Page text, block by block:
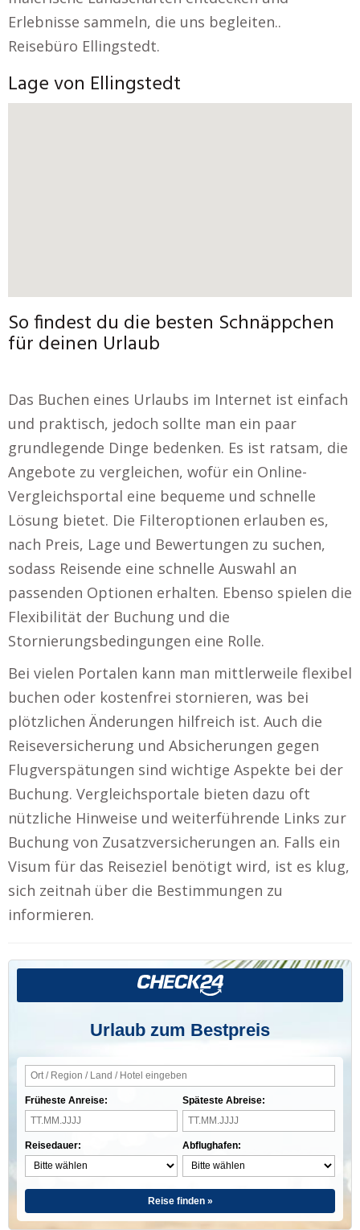
Erlebnisse sammeln, die uns begleiten..
Reisebüro Ellingstedt.
Lage von Ellingstedt
So findest du die besten Schnäppchen
für deinen Urlaub
Das Buchen eines Urlaubs im Internet ist einfach
und praktisch, jedoch sollte man ein paar
grundlegende Dinge bedenken. Es ist ratsam, die
Angebote zu vergleichen, wofür ein Online-
Vergleichsportal eine bequeme und schnelle
Lösung bietet. Die Filteroptionen erlauben es,
nach Preis, Lage und Bewertungen zu suchen,
sodass Reisende eine schnelle Auswahl an
passenden Optionen erhalten. Ebenso spielen die
Flexibilität der Buchung und die
Stornierungsbedingungen eine Rolle.
Bei vielen Portalen kann man mittlerweile flexibel
buchen oder kostenfrei stornieren, was bei
plötzlichen Änderungen hilfreich ist. Auch die
Reiseversicherung und Absicherungen gegen
Flugverspätungen sind wichtige Aspekte bei der
Buchung. Vergleichsportale bieten dazu oft
nützliche Hinweise und weiterführende Links zur
Buchung von Zusatzversicherungen an. Falls ein
Visum für das Reiseziel benötigt wird, ist es klug,
sich zeitnah über die Bestimmungen zu
informieren.
Urlaub zum Bestpreis
Früheste Anreise:
Reisedauer:
Späteste Abreise:
Abflughafen:
Reise finden »